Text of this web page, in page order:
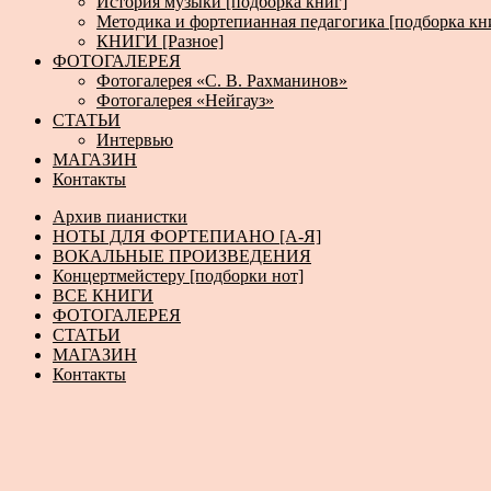
Методика и фортепианная педагогика [подборка
КНИГИ [Разное]
ФОТОГАЛЕРЕЯ
Фотогалерея «С. В. Рахманинов»
Фотогалерея «Нейгауз»
СТАТЬИ
Интервью
МАГАЗИН
Контакты
Архив пианистки
НОТЫ ДЛЯ ФОРТЕПИАНО [А-Я]
ВОКАЛЬНЫЕ ПРОИЗВЕДЕНИЯ
Концертмейстеру [подборки нот]
ВСЕ КНИГИ
ФОТОГАЛЕРЕЯ
СТАТЬИ
МАГАЗИН
Контакты